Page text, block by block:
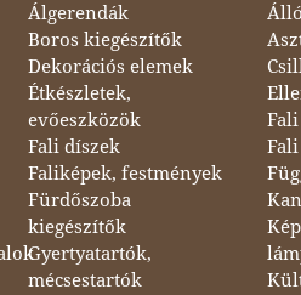
Álgerendák
Boros kiegészítők
Dekorációs elemek
Étkészletek,
evőeszközök
Fali díszek
Faliképek, festmények
Fürdőszoba
kiegészítők
Gyertyatartók,
mécsestartók